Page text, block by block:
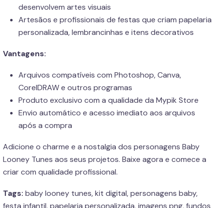
desenvolvem artes visuais
Artesãos e profissionais de festas que criam papelaria
personalizada, lembrancinhas e itens decorativos
Vantagens:
Arquivos compatíveis com Photoshop, Canva,
CorelDRAW e outros programas
Produto exclusivo com a qualidade da Mypik Store
Envio automático e acesso imediato aos arquivos
após a compra
Adicione o charme e a nostalgia dos personagens Baby
Looney Tunes aos seus projetos. Baixe agora e comece a
criar com qualidade profissional.
Tags: baby looney tunes, kit digital, personagens baby,
festa infantil, papelaria personalizada, imagens png, fundos